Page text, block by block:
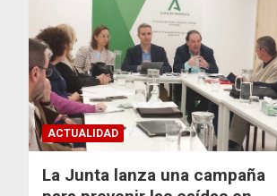
ACTUALIDAD
La Junta lanza una campaña